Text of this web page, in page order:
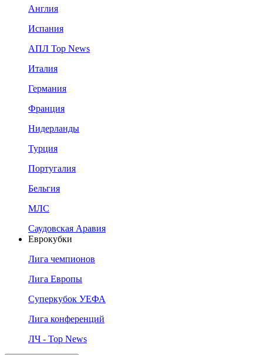
Англия
Испания
АПЛ Top News
Италия
Германия
Франция
Нидерланды
Турция
Португалия
Бельгия
МЛС
Саудовская Аравия
Еврокубки
Лига чемпионов
Лига Европы
Суперкубок УЕФА
Лига конференций
ЛЧ - Top News